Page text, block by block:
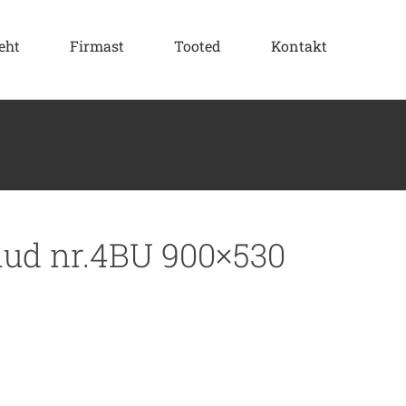
Firmast Tooted Kontakt
nr.4BU 900×530